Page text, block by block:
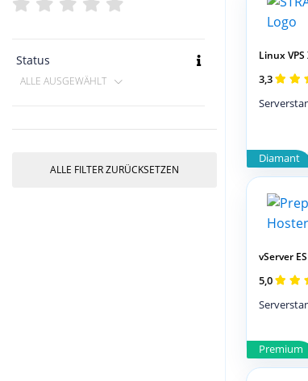
Status
ALLE AUSGEWÄHLT
ALLE FILTER ZURÜCKSETZEN
Diamant
Linux VPS
3,3
Premium
vServer
5,0